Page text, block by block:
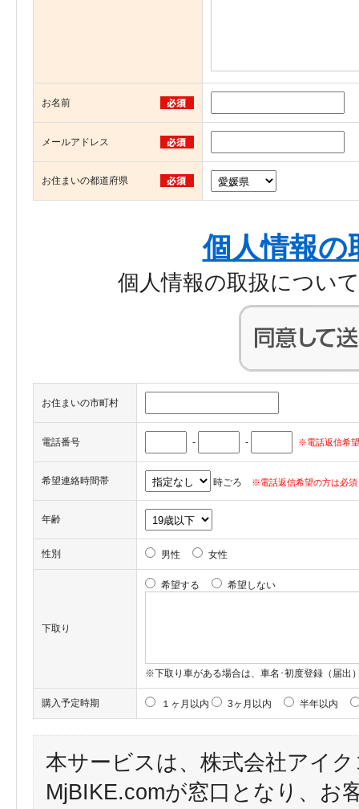
お名前
メールアドレス
お住まいの都道府県
個人情報の
個人情報の取扱につい
お住まいの市町村
電話番号 - - ※電話返信希
希望連絡時間帯 時ごろ ※電話返信希望の方は必須
年齢
性別 男性 女性
下取り
希望する 希望しない
※下取り車がある場合は、車名･初度登録（届出
購入予定時期 １ヶ月以内 3ヶ月以内 半年以内
本サービスは、株式会社アイ
MjBIKE.comが窓口となり、お